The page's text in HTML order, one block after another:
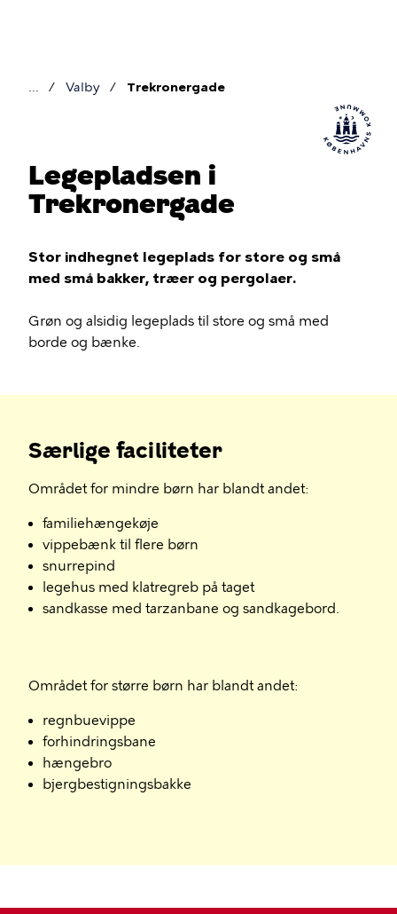
Valby Trekronergade
Legepladsen i
Trekronergade
Stor indhegnet legeplads for store og små
med små bakker, træer og pergolaer.
Grøn og alsidig legeplads til store og små med
borde og bænke.
Særlige faciliteter
Området for mindre børn har blandt andet:
familiehængekøje
vippebænk til flere børn
snurrepind
legehus med klatregreb på taget
sandkasse med tarzanbane og sandkagebord.
Området for større børn har blandt andet:
regnbuevippe
forhindringsbane
hængebro
bjergbestigningsbakke